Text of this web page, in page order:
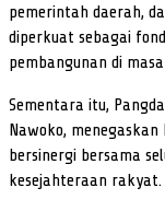
pemerintah daerah,
diperkuat sebagai
pembangunan di
Sementara itu,
Nawoko,
bersinergi bersama
kesejahteraan rakyat.